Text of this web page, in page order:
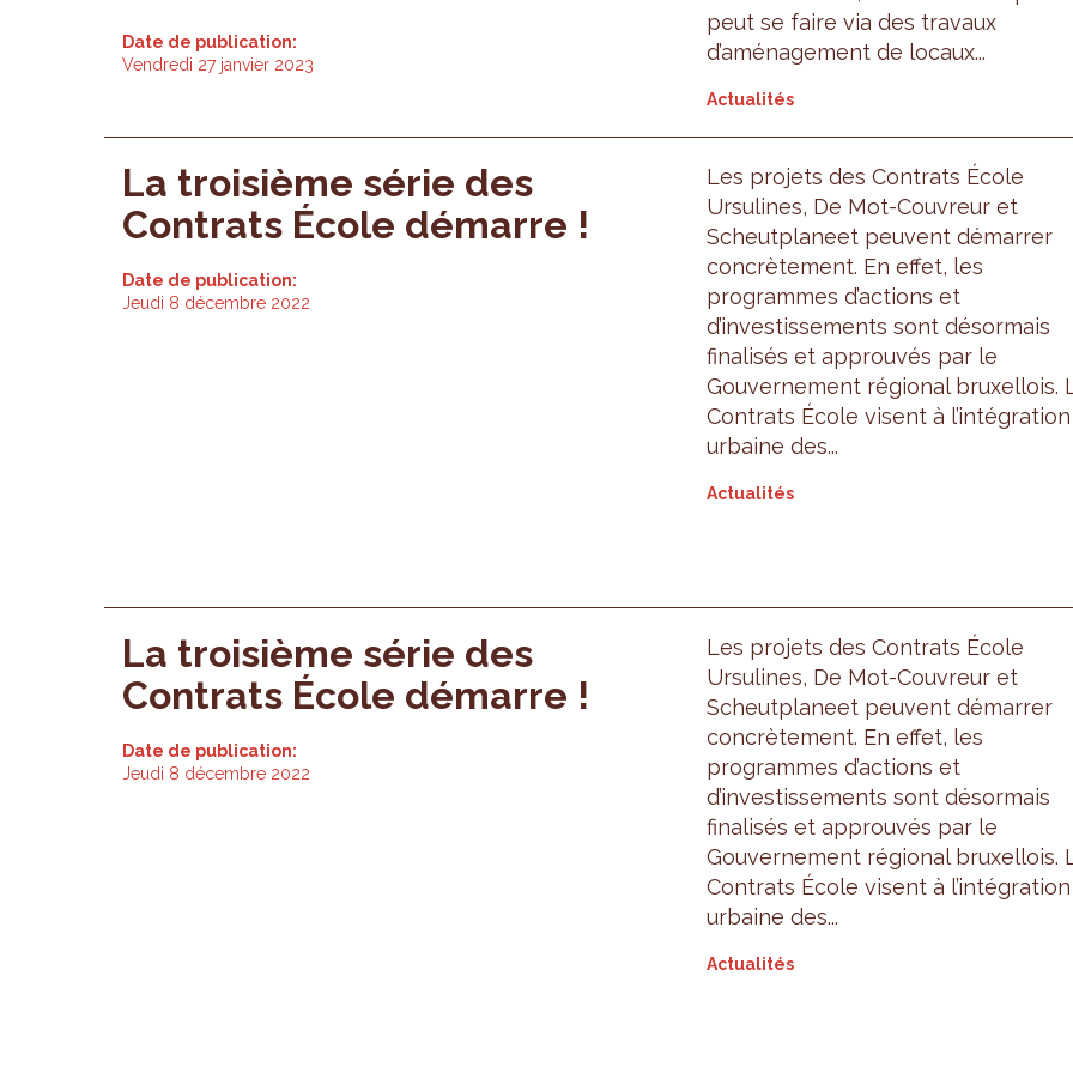
Date de publication:
Vendredi 27 janvier 2023
peut se faire via des travaux
d’aménagement de locaux...
Actualités
La troisième série des
Contrats École démarre !
Date de publication:
Jeudi 8 décembre 2022
Les projets des Contrats École
Ursulines, De Mot-Couvreur et
Scheutplaneet peuvent démarrer
concrètement. En effet, les
programmes d’actions et
d’investissements sont désormais
finalisés et approuvés par le
Gouvernement régional bruxellois.
Contrats École visent à l’intégration
urbaine des...
Actualités
La troisième série des
Contrats École démarre !
Date de publication:
Jeudi 8 décembre 2022
Les projets des Contrats École
Ursulines, De Mot-Couvreur et
Scheutplaneet peuvent démarrer
concrètement. En effet, les
programmes d’actions et
d’investissements sont désormais
finalisés et approuvés par le
Gouvernement régional bruxellois.
Contrats École visent à l’intégration
urbaine des...
Actualités